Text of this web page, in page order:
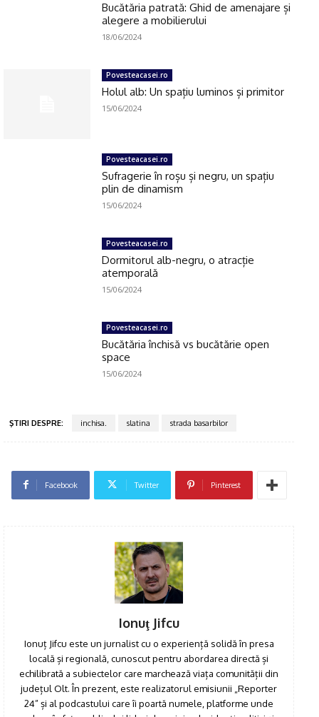
Bucătăria patrată: Ghid de amenajare și
alegere a mobilierului
18/06/2024
Povesteacasei.ro
Holul alb: Un spațiu luminos și primitor
15/06/2024
Povesteacasei.ro
Sufragerie în roșu și negru, un spațiu
plin de dinamism
15/06/2024
Povesteacasei.ro
Dormitorul alb-negru, o atracție
atemporală
15/06/2024
Povesteacasei.ro
Bucătăria închisă vs bucătărie open
space
15/06/2024
ŞTIRI DESPRE: inchisa. slatina strada basarbilor
Facebook Twitter Pinterest
Ionuţ Jifcu
Ionuț Jifcu este un jurnalist cu o experiență solidă în presa
locală și regională, cunoscut pentru abordarea directă și
echilibrată a subiectelor care marchează viața comunității din
județul Olt. În prezent, este realizatorul emisiunii „Reporter
24” și al podcastului care îi poartă numele, platforme unde